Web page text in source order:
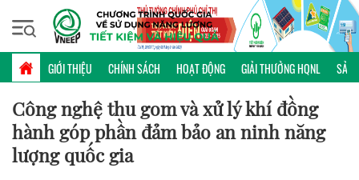
GIỚI THIỆU CHÍNH SÁCH HOẠT ĐỘNG GIẢI THƯỞNG HQNL SẢN
Thứ sáu, 07/08/2026 | 01:32 GMT+7
KHOA HỌC CÔNG NGHỆ
Công nghệ thu gom và xử lý khí đồng
hành góp phần đảm bảo an ninh năng
lượng quốc gia